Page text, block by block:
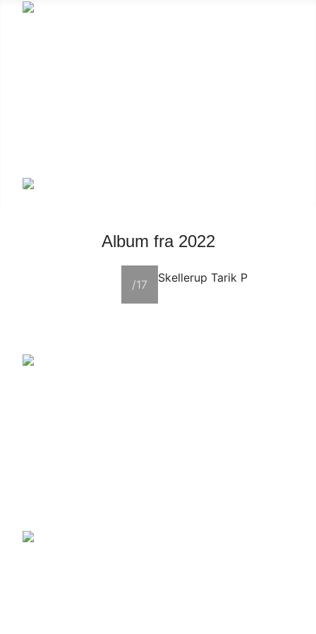
Album fra 2022
/17 Skellerup Tarik P